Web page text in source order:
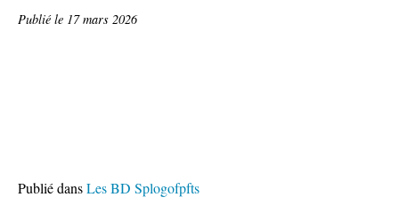
Publié le 17 mars 2026
Publié dansLes BD Splogofpfts